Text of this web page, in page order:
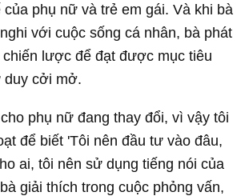
của phụ nữ và trẻ em gái. Và khi bà
với cuộc sống cá nhân, bà phát
chiến lược để đạt được mục tiêu
duy cởi mở.
phụ nữ đang thay đổi, vì vậy tôi
để biết 'Tôi nên đầu tư vào đâu,
ai, tôi nên sử dụng tiếng nói của
giải thích trong cuộc phỏng vấn,